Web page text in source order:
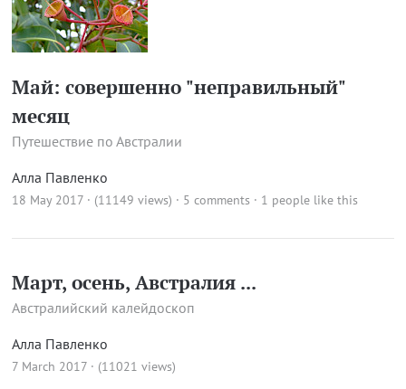
Май: совершенно "неправильный"
месяц
Путешествие по Австралии
Алла Павленко
18 May 2017 · (11149 views) · 5 comments · 1 people like this
Март, осень, Австралия ...
Австралийский калейдоскоп
Алла Павленко
7 March 2017 · (11021 views)